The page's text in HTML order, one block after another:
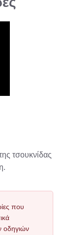
τσουκνίδας
που
οδηγιών